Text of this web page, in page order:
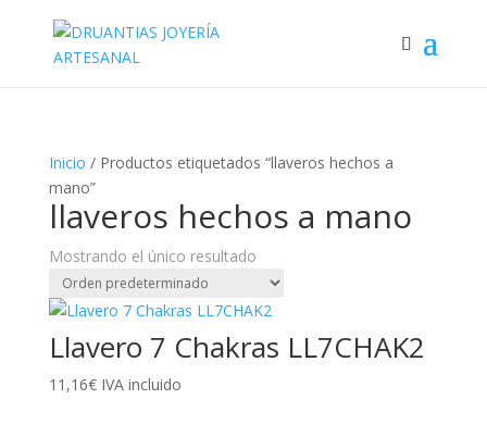
Inicio / Productos etiquetados “llaveros hechos a
mano”
llaveros hechos a mano
Mostrando el único resultado
Llavero 7 Chakras LL7CHAK2
11,16€ IVA incluido